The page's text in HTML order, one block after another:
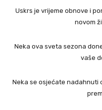
Uskrs je vrijeme obnove i
novom
Neka ova sveta sezona
vaše
Neka se osjećate nadahnuti